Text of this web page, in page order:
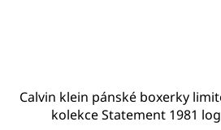
Calvin klein pánské boxerky
kolekce Statement 1981